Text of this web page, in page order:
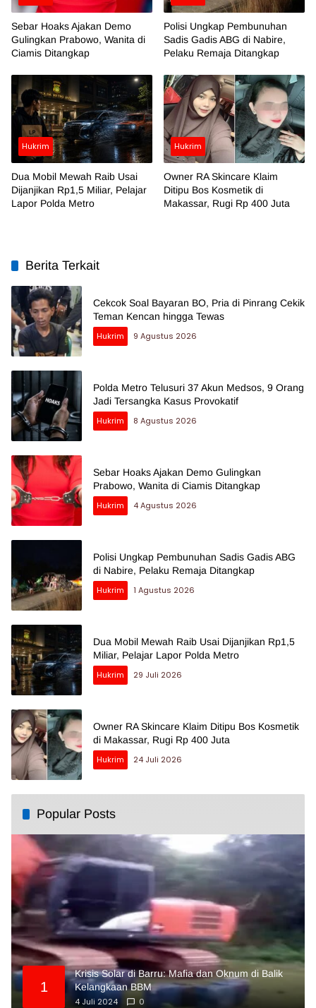
Sebar Hoaks Ajakan Demo
Gulingkan Prabowo, Wanita di
Ciamis Ditangkap
Polisi Ungkap Pembunuhan
Sadis Gadis ABG di Nabire,
Pelaku Remaja Ditangkap
Hukrim
Dua Mobil Mewah Raib Usai
Dijanjikan Rp1,5 Miliar, Pelajar
Lapor Polda Metro
Hukrim
Owner RA Skincare Klaim
Ditipu Bos Kosmetik di
Makassar, Rugi Rp 400 Juta
Berita Terkait
Cekcok Soal Bayaran BO, Pria di Pinrang Cekik
Teman Kencan hingga Tewas
Hukrim
9 Agustus 2026
Polda Metro Telusuri 37 Akun Medsos, 9 Orang
Jadi Tersangka Kasus Provokatif
Hukrim
8 Agustus 2026
Sebar Hoaks Ajakan Demo Gulingkan
Prabowo, Wanita di Ciamis Ditangkap
Hukrim
4 Agustus 2026
Polisi Ungkap Pembunuhan Sadis Gadis ABG
di Nabire, Pelaku Remaja Ditangkap
Hukrim
1 Agustus 2026
Dua Mobil Mewah Raib Usai Dijanjikan Rp1,5
Miliar, Pelajar Lapor Polda Metro
Hukrim
29 Juli 2026
Owner RA Skincare Klaim Ditipu Bos Kosmetik
di Makassar, Rugi Rp 400 Juta
Hukrim
24 Juli 2026
Popular Posts
1
Krisis Solar di Barru: Mafia dan Oknum di Balik
Kelangkaan BBM
4 Juli 2024
0